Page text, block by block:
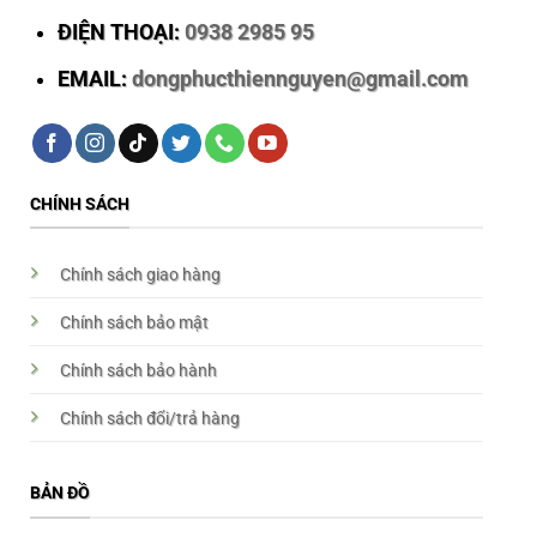
ĐIỆN THOẠI: 0938 2985 95
EMAIL: dongphucthiennguyen@gmail.com
CHÍNH SÁCH
Chính sách giao hàng
Chính sách bảo mật
Chính sách bảo hành
Chính sách đổi/trả hàng
BẢN ĐỒ